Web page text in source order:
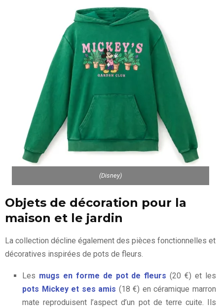
(Disney)
Objets de décoration pour la
maison et le jardin
La collection décline également des pièces fonctionnelles et
décoratives inspirées de pots de fleurs.
Les mugs en forme de pot de fleurs (20 €) et les
pots Mickey et ses amis (18 €) en céramique marron
mate reproduisent l’aspect d’un pot de terre cuite. Ils